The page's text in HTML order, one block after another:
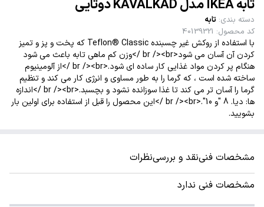
تابه IKEA مدل KAVALKAD دوتایی
دسته بندی: تابه
کد محصول:
40139321
با استفاده از روکش غیر چسبنده Teflon® Classic که پخت و پز و تمیز
کردن آن آسان می شود<br /><br />وزن کم ماهی تابه باعث می شود
هنگام پر کردن مواد غذایی کار ساده ای شود.<br /><br />از آلومینیوم
ساخته شده است ، که گرما را به طور مساوی و انرژی کار می کند و تنظیم
گرما را آسان تر می کند تا غذا سوزانده نشود و بچسبد.<br /><br />اندازه
ها: دیا. 8 "و 10".<br /><br />این محصول را قبل از استفاده برای اولین بار
بشویید.
مشخصات فنینقد و بررسینظرات
مشخصات فنی ندارد